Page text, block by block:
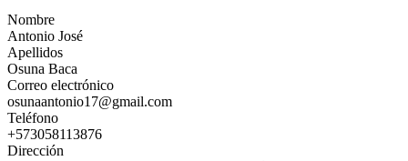
Nombre
Antonio José
Apellidos
Osuna Baca
Correo electrónico
osunaantonio17@gmail.com
Teléfono
+573058113876
Dirección